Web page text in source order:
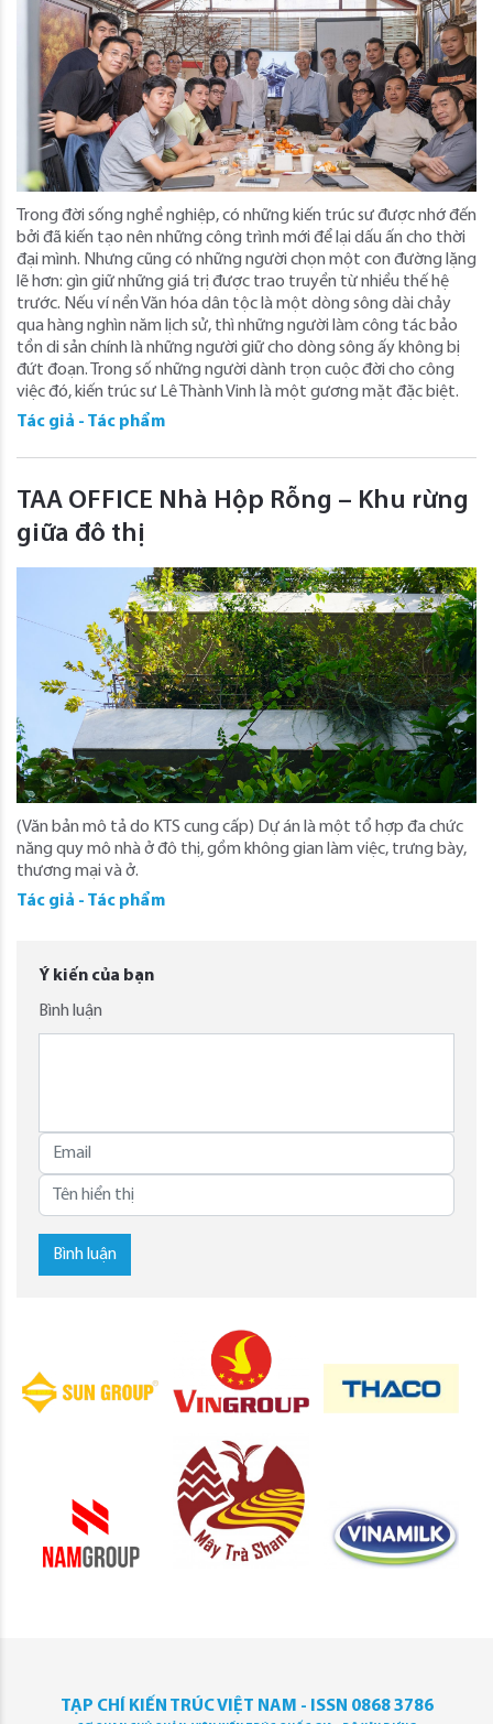
Trong đời sống nghề nghiệp, có những kiến trúc sư được nhớ đến
bởi đã kiến tạo nên những công trình mới để lại dấu ấn cho thời
đại mình. Nhưng cũng có những người chọn một con đường lặng
lẽ hơn: gìn giữ những giá trị được trao truyền từ nhiều thế hệ
trước. Nếu ví nền Văn hóa dân tộc là một dòng sông dài chảy
qua hàng nghìn năm lịch sử, thì những người làm công tác bảo
tồn di sản chính là những người giữ cho dòng sông ấy không bị
đứt đoạn. Trong số những người dành trọn cuộc đời cho công
việc đó, kiến trúc sư Lê Thành Vinh là một gương mặt đặc biệt.
Tác giả - Tác phẩm
TAA OFFICE Nhà Hộp Rỗng – Khu rừng
giữa đô thị
(Văn bản mô tả do KTS cung cấp) Dự án là một tổ hợp đa chức
năng quy mô nhà ở đô thị, gồm không gian làm việc, trưng bày,
thương mại và ở.
Tác giả - Tác phẩm
Ý kiến của bạn
Bình luận
Bình luận
TẠP CHÍ KIẾN TRÚC VIỆT NAM - ISSN 0868 3786